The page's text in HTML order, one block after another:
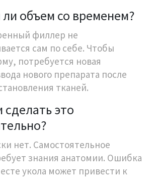
ли объем со временем?
филлер не
сам по себе. Чтобы
потребуется новая
нового препарата после
тканей.
это
нет. Самостоятельное
знания анатомии. Ошибка
укола может привести к